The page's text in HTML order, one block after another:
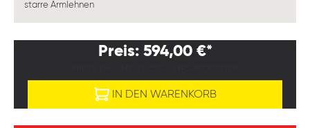
starre Armlehnen
Preis: 594,00 €*
IN DEN WARENKORB